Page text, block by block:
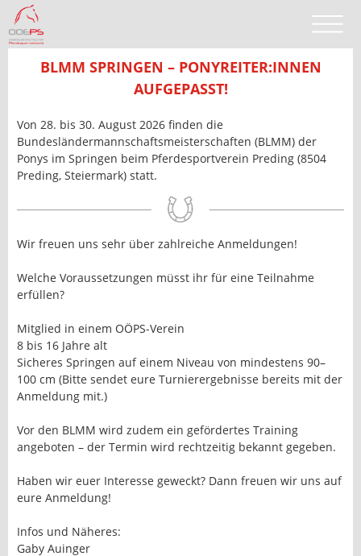
BLMM SPRINGEN – PONYREITER:INNEN
AUFGEPASST!
Von 28. bis 30. August 2026 finden die
Bundesländermannschaftsmeisterschaften (BLMM) der
Ponys im Springen beim Pferdesportverein Preding (8504
Preding, Steiermark) statt.
Wir freuen uns sehr über zahlreiche Anmeldungen!
Welche Voraussetzungen müsst ihr für eine Teilnahme
erfüllen?
Mitglied in einem OÖPS-Verein
8 bis 16 Jahre alt
Sicheres Springen auf einem Niveau von mindestens 90–
100 cm (Bitte sendet eure Turnierergebnisse bereits mit der
Anmeldung mit.)
Vor den BLMM wird zudem ein gefördertes Training
angeboten – der Termin wird rechtzeitig bekannt gegeben.
Haben wir euer Interesse geweckt? Dann freuen wir uns auf
eure Anmeldung!
Infos und Näheres:
Gaby Auinger